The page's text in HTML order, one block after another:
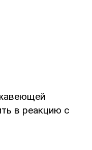
в реакцию с